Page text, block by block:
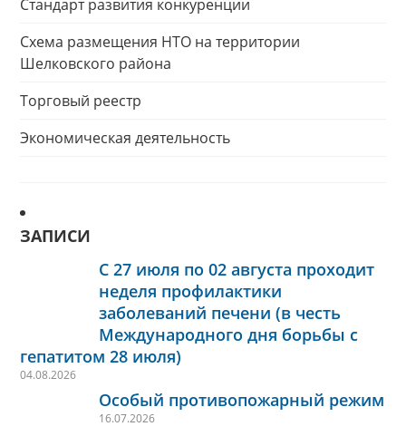
Стандарт развития конкуренции
Схема размещения НТО на территории
Шелковского района
Торговый реестр
Экономическая деятельность
ЗАПИСИ
С 27 июля по 02 августа проходит
неделя профилактики
заболеваний печени (в честь
Международного дня борьбы с
гепатитом 28 июля)
04.08.2026
Особый противопожарный режим
16.07.2026